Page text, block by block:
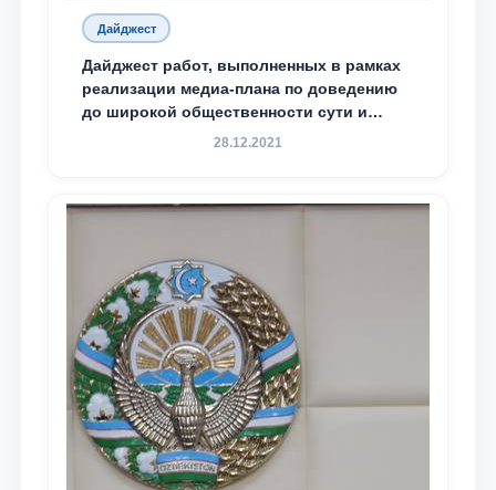
Дайджест
Дайджест работ, выполненных в рамках
реализации медиа-плана по доведению
до широкой общественности сути и
содержания задач, определённых в
Мажлису и народу Узбекистана
28.12.2021